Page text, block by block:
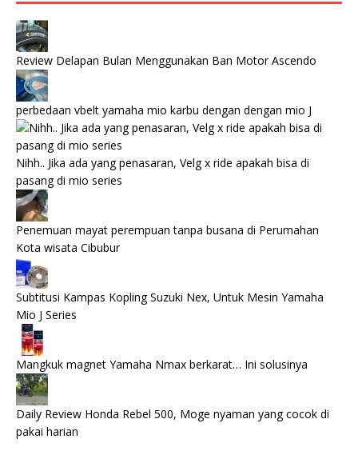
Review Delapan Bulan Menggunakan Ban Motor Ascendo
perbedaan vbelt yamaha mio karbu dengan dengan mio J
Nihh.. Jika ada yang penasaran, Velg x ride apakah bisa di
pasang di mio series
Penemuan mayat perempuan tanpa busana di Perumahan
Kota wisata Cibubur
Subtitusi Kampas Kopling Suzuki Nex, Untuk Mesin Yamaha
Mio J Series
Mangkuk magnet Yamaha Nmax berkarat… Ini solusinya
Daily Review Honda Rebel 500, Moge nyaman yang cocok di
pakai harian